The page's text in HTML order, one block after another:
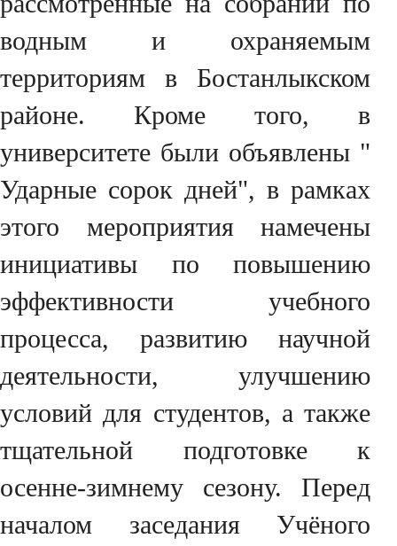
водным и охраняемым
территориям в Бостанлыкском
районе. Кроме того, в
университете были объявлены "
Ударные сорок дней", в рамках
этого мероприятия намечены
инициативы по повышению
эффективности учебного
процесса, развитию научной
деятельности, улучшению
условий для студентов, а также
тщательной подготовке к
осенне-зимнему сезону. Перед
началом заседания Учёного